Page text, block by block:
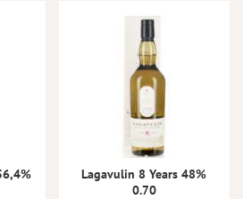
Lagavulin 8 Years 48%
0.70